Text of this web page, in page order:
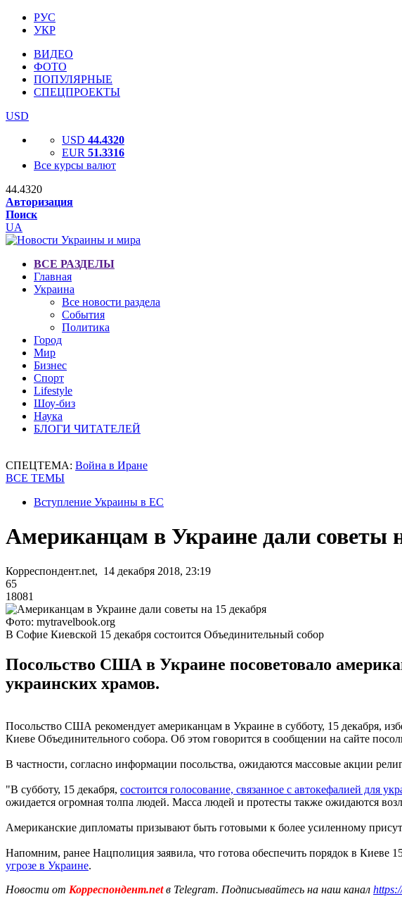
РУС
УКР
ВИДЕО
ФОТО
ПОПУЛЯРНЫЕ
СПЕЦПРОЕКТЫ
USD
USD 44.4320
EUR 51.3316
Все курсы валют
44.4320
Авторизация
Поиск
UA
ВСЕ РАЗДЕЛЫ
Главная
Украина
Все новости раздела
События
Политика
Город
Мир
Бизнес
Спорт
Lifestyle
Шоу-биз
Наука
БЛОГИ ЧИТАТЕЛЕЙ
СПЕЦТЕМА: Война в Иране
ВСЕ ТЕМЫ
Вступление Украины в ЕС
Американцам в Украине дали советы
Корреспондент.net, 14 декабря 2018, 23:19
65
18081
Фото: mytravelbook.org
В Софие Киевской 15 декабря состоится Объединительный собор
Посольство США в Украине посоветовало
украинских храмов.
Посольство США рекомендует американцам в Украине в субботу, 15 декабря,
Киеве Объединительного собора. Об этом говорится в сообщении на сайте
В частности, согласно информации посольства, ожидаются массовые акции
"В субботу, 15 декабря, состоится голосование, связанное с автокефалией для
ожидается огромная толпа людей. Масса людей и протесты также ожидаются
Американские дипломаты призывают быть готовыми к более усиленному
Напомним, ранее Нацполиция заявила, что готова обеспечить порядок в
угрозе в Украине.
Новости от Корреспондент.netв Telegram. Подписывайтесь на наш канал